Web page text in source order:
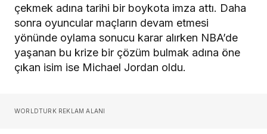
çekmek adına tarihi bir boykota imza attı. Daha
sonra oyuncular maçların devam etmesi
yönünde oylama sonucu karar alırken NBA’de
yaşanan bu krize bir çözüm bulmak adına öne
çıkan isim ise Michael Jordan oldu.
WORLDTURK REKLAM ALANI